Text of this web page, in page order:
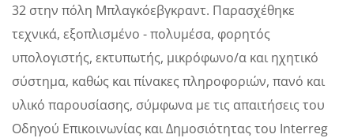
32 στην πόλη Μπλαγκόεβγκραντ. Παρασχέθηκε
τεχνικά, εξοπλισμένο - πολυμέσα, φορητός
υπολογιστής, εκτυπωτής, μικρόφωνο/α και ηχητικό
σύστημα, καθώς και πίνακες πληροφοριών, πανό και
υλικό παρουσίασης, σύμφωνα με τις απαιτήσεις του
Οδηγού Επικοινωνίας και Δημοσιότητας του Interreg